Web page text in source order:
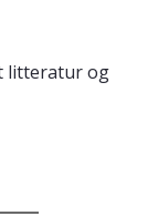
litteratur og